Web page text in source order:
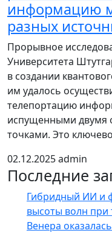
информацию
разных
Прорывное
Университета
в создании
им удалось
телепортацию
испущенными двумя
точками. Это
02.12.2025admin
Последние
Гибридный ИИ и
высоты волн при
Венера